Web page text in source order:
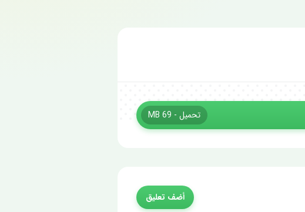
تحميل - 69 MB
أضف تعليق